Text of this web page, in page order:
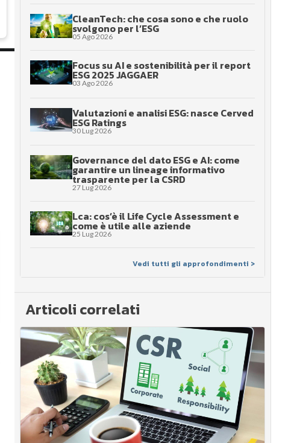
CleanTech: che cosa sono e che ruolo
svolgono per l’ESG
05 Ago 2026
Focus su AI e sostenibilità per il report
ESG 2025 JAGGAER
03 Ago 2026
Valutazioni e analisi ESG: nasce Cerved
ESG Ratings
30 Lug 2026
Governance del dato ESG e AI: come
garantire un lineage informativo
trasparente per la CSRD
27 Lug 2026
Lca: cos’è il Life Cycle Assessment e
come è utile alle aziende
25 Lug 2026
Vedi tutti gli approfondimenti >
Articoli correlati